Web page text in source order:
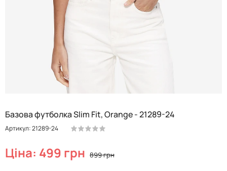
Базова футболка Slim Fit, Orange - 21289-24
Артикул: 21289-24
Ціна: 499 грн 899 грн